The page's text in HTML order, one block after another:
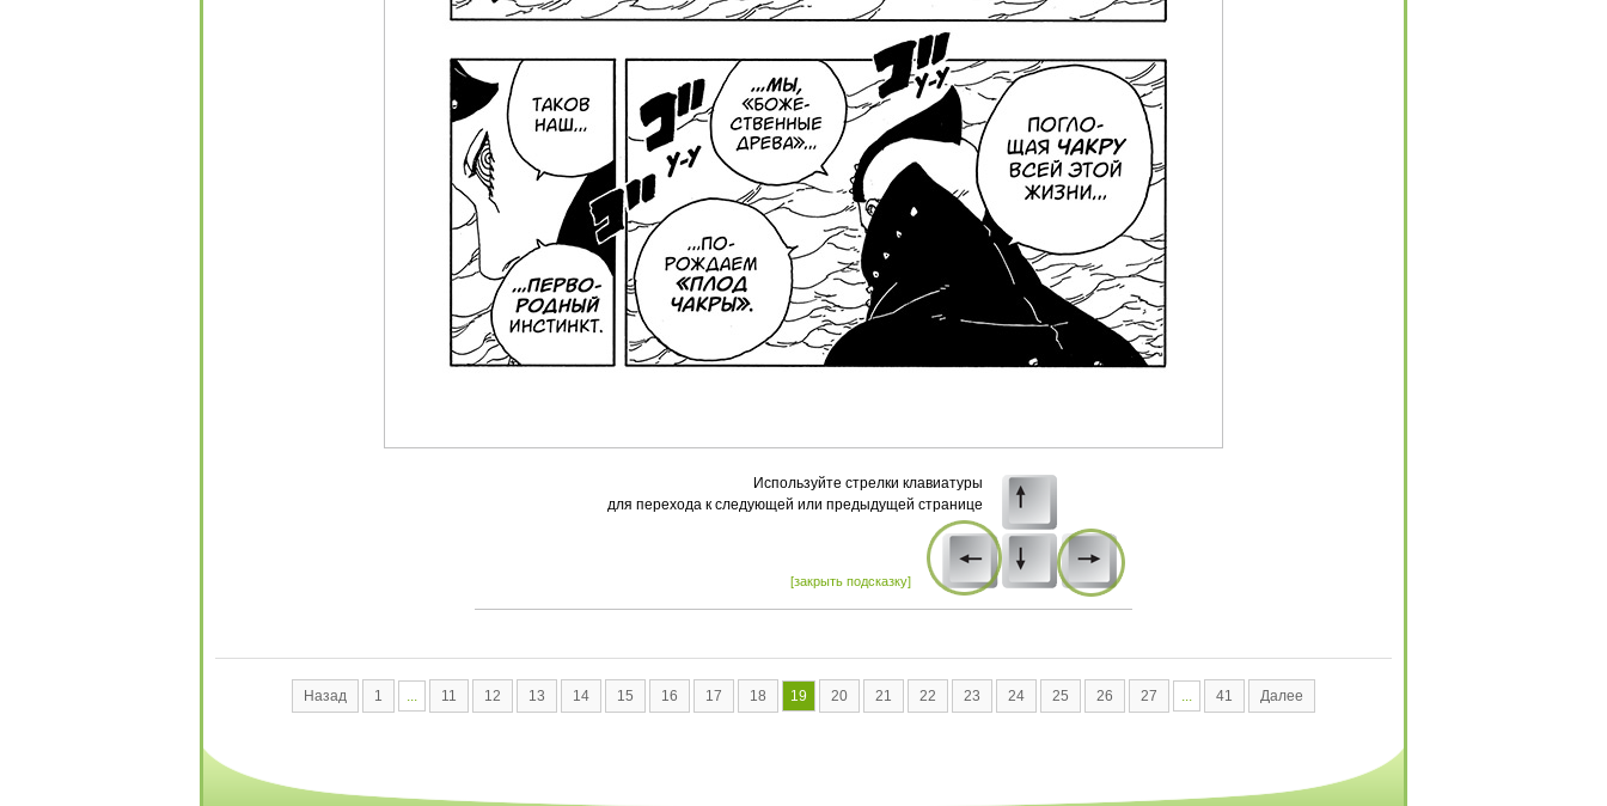
Используйте стрелки клавиатуры
для перехода к следующей или предыдущей странице
[закрыть подсказку]
Назад 1 ... 11 12 13 14 15 16 17 18 19 20 21 22 23 24 25 26 27 ... 41 Далее